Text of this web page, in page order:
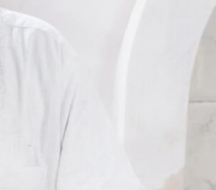
ہونے والے حملوں
سے بڑی پارٹی اور
ذکر کرتے ہوئے
اخلاقی وجوہات کی
اور پارٹی کی
رہے ہیں۔